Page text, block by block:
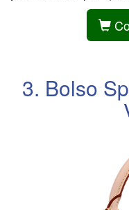
3. Bolso